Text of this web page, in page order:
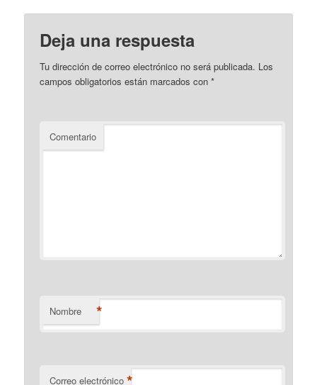
Deja una respuesta
Tu dirección de correo electrónico no será publicada. Los
campos obligatorios están marcados con*
Comentario
Nombre *
Correo electrónico